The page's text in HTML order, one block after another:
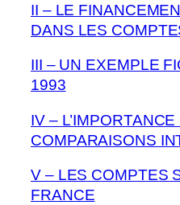
II – LE
DANS LES
III – UN EXEMPLE
1993
IV – L’IMPORTANCE
COMPARAISONS
V – LES COMPTES
FRANCE